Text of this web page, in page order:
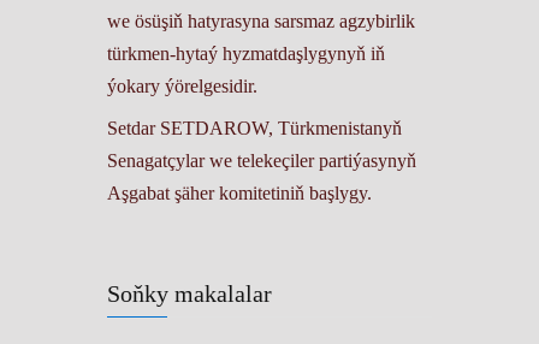
Soňky makalalar
we ösüşiň hatyrasyna sarsmaz agzybirlik
türkmen-hytaý hyzmatdaşlygynyň iň
ýokary ýörelgesidir.
Setdar SETDAROW, Türkmenistanyň
Senagatçylar we telekeçiler partiýasynyň
Aşgabat şäher komitetiniň başlygy.